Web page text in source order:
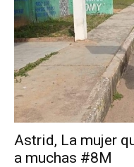
Astrid, La mujer
a muchas #8M